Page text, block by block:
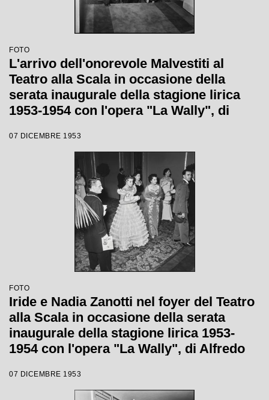
FOTO
L'arrivo dell'onorevole Malvestiti al
Teatro alla Scala in occasione della
serata inaugurale della stagione lirica
1953-1954 con l'opera "La Wally", di
Giulini, con la regia di Tatiana Pavlova
07 DICEMBRE 1953
FOTO
Iride e Nadia Zanotti nel foyer del Teatro
alla Scala in occasione della serata
inaugurale della stagione lirica 1953-
1954 con l'opera "La Wally", di Alfredo
con la regia di Tatiana Pavlova
07 DICEMBRE 1953